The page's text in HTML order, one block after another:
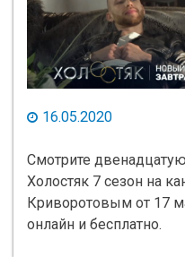
16.05.2020
Смотрите
Холостяк 7 сезон на
Криворотовым от 17
онлайн и бесплатно.